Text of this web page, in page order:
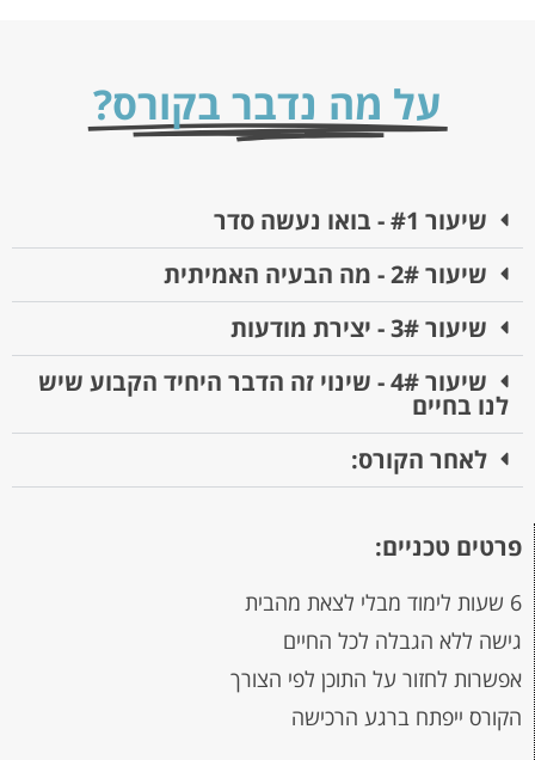
על מה נדבר בקורס?
שיעור #1 - בואו נעשה סדר
שיעור 2# - מה הבעיה האמיתית
שיעור 3# - יצירת מודעות
שיעור 4# - שינוי זה הדבר היחיד הקבוע שיש
לנו בחיים
לאחר הקורס:
פרטים טכניים:
6 שעות לימוד מבלי לצאת מהבית
גישה ללא הגבלה לכל החיים
אפשרות לחזור על התוכן לפי הצורך
הקורס ייפתח ברגע הרכישה